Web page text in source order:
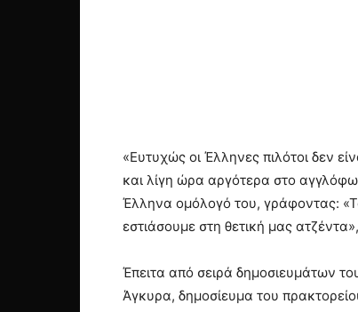
«Ευτυχώς οι Έλληνες πιλότοι δεν
και λίγη ώρα αργότερα στο
Έλληνα ομόλογό του, γράφοντας:
εστιάσουμε στη θετική μας
Έπειτα από σειρά δημοσιευμάτων
Άγκυρα, δημοσίευμα του